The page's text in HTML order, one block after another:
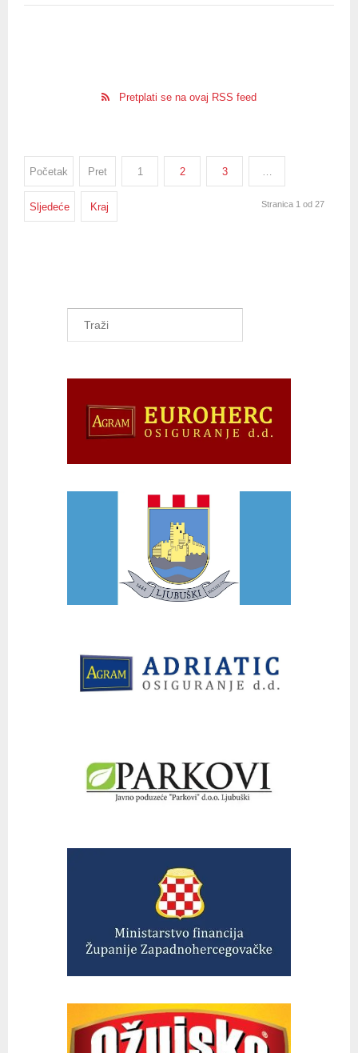
Pretplati se na ovaj RSS feed
Početak Pret 1 2 3
Sljedeće Kraj Stranica 1 od 27